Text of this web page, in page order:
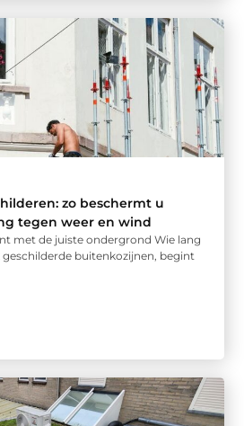
zo beschermt u
tegen weer en wind
met de juiste ondergrond Wie lang
buitenkozijnen, begint